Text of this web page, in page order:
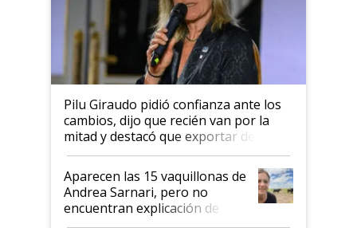
Pilu Giraudo pidió confianza ante los
cambios, dijo que recién van por la
mitad y destacó que exportar dejó de
ser "para unos pocos": "Tenemos un
mandato muy claro del gobierno
nacional"
Aparecen las 15 vaquillonas de
Andrea Sarnari, pero no
encuentran explicación de
cómo llegaron allí